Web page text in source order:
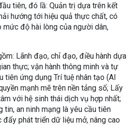
tiên, đó lầ: Quản trị dựa trên kết
hướng tới hiệu quả thực chất, có
mức độ hài lòng của người dân,
Lãnh đạo, chỉ đạo, điều hành dựa
thực; vận hành thông minh và tự
tiên ứng dụng Trí tuệ nhân tạo (AI
mạnh mẽ trên nền tảng số; Lấy
với hệ sinh thái dịch vụ hợp nhất;
tin, an ninh mạng là yêu cầu tiên
đẩy phát triển dữ liệu mở, nâng cao